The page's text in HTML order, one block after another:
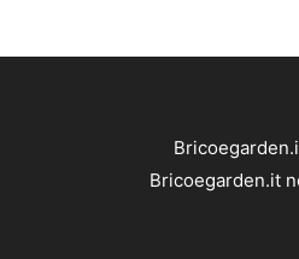
Bricoegarden.it